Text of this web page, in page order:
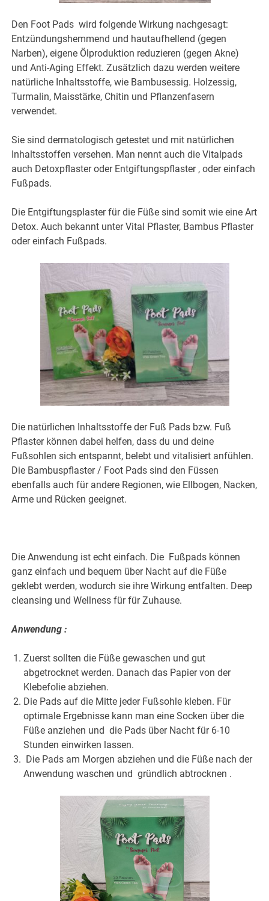
Den Foot Pads wird folgende Wirkung nachgesagt:
Entzündungshemmend und hautaufhellend (gegen
Narben), eigene Ölproduktion reduzieren (gegen Akne)
und Anti-Aging Effekt. Zusätzlich dazu werden weitere
natürliche Inhaltsstoffe, wie Bambusessig. Holzessig,
Turmalin, Maisstärke, Chitin und Pflanzenfasern
verwendet.
Sie sind dermatologisch getestet und mit natürlichen
Inhaltsstoffen versehen. Man nennt auch die Vitalpads
auch Detoxpflaster oder Entgiftungspflaster , oder einfach
Fußpads.
Die Entgiftungsplaster für die Füße sind somit wie eine Art
Detox. Auch bekannt unter Vital Pflaster, Bambus Pflaster
oder einfach Fußpads.
Die natürlichen Inhaltsstoffe der Fuß Pads bzw. Fuß
Pflaster können dabei helfen, dass du und deine
Fußsohlen sich entspannt, belebt und vitalisiert anfühlen.
Die Bambuspflaster / Foot Pads sind den Füssen
ebenfalls auch für andere Regionen, wie Ellbogen, Nacken,
Arme und Rücken geeignet.
Die Anwendung ist echt einfach. Die Fußpads können
ganz einfach und bequem über Nacht auf die Füße
geklebt werden, wodurch sie ihre Wirkung entfalten. Deep
cleansing und Wellness für für Zuhause.
Anwendung :
Zuerst sollten die Füße gewaschen und gut
abgetrocknet werden. Danach das Papier von der
Klebefolie abziehen.
Die Pads auf die Mitte jeder Fußsohle kleben. Für
optimale Ergebnisse kann man eine Socken über die
Füße anziehen und die Pads über Nacht für 6-10
Stunden einwirken lassen.
Die Pads am Morgen abziehen und die Füße nach der
Anwendung waschen und gründlich abtrocknen .